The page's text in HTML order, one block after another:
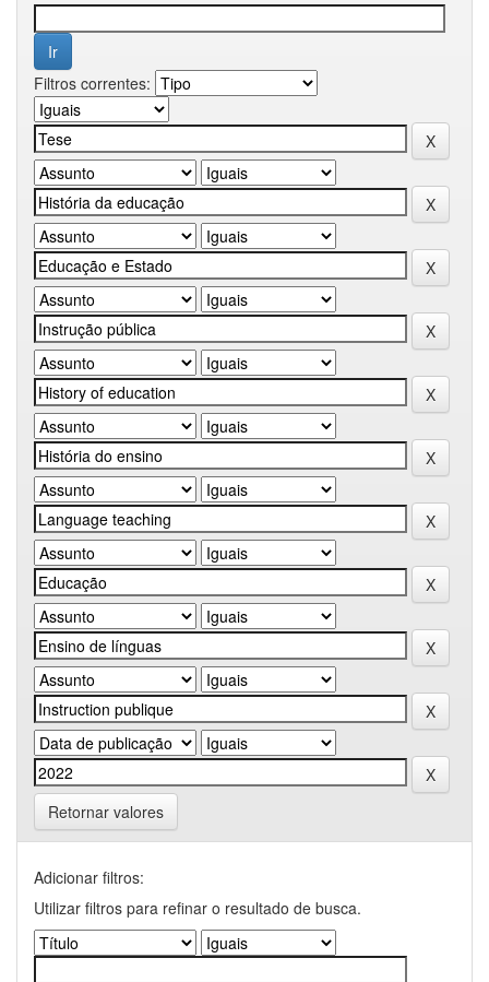
Filtros correntes:
Retornar valores
Adicionar filtros:
Utilizar filtros para refinar o resultado de busca.